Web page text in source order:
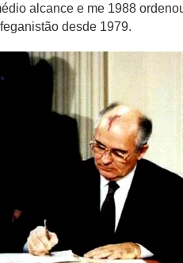
alcance e me 1988
desde 1979.